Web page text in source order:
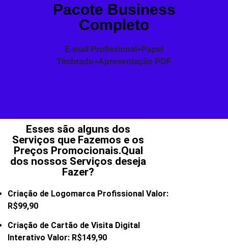
Pacote Business
Completo
E-mail Profissional+Papel
Timbrado+Apresentação PDF
Esses são alguns dos
Serviços que Fazemos e os
Preços Promocionais.Qual
dos nossos Serviços deseja
Fazer?
Criação de Logomarca Profissional Valor:
R$99,90
Criação de Cartão de Visita Digital
Interativo Valor: R$149,90